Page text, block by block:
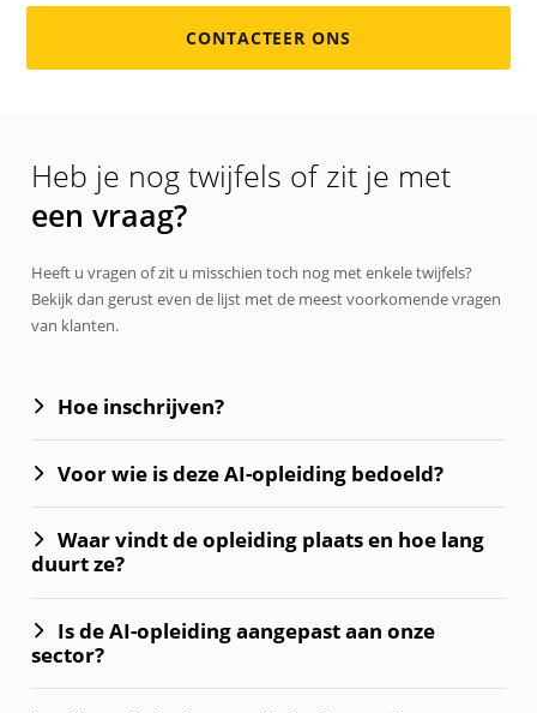
CONTACTEER ONS
Heb je nog twijfels of zit je met
een vraag?
Heeft u vragen of zit u misschien toch nog met enkele twijfels?
Bekijk dan gerust even de lijst met de meest voorkomende vragen
van klanten.
Hoe inschrijven?
Voor wie is deze AI-opleiding bedoeld?
Waar vindt de opleiding plaats en hoe lang
duurt ze?
Is de AI-opleiding aangepast aan onze
sector?